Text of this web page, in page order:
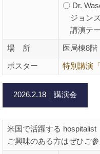
〇 Dr.
ジョン
講演テー
場 所 医局棟8
ポスター 特別講演
2026.2.18｜講演会
米国で活躍する hospitalist
ご興味のある方はぜひご